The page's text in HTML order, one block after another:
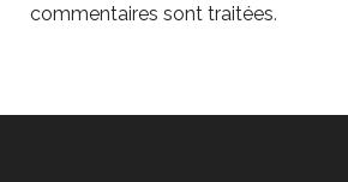
commentaires sont traitées.